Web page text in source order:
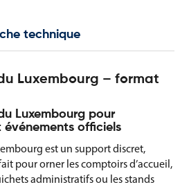
technique
Luxembourg – format
Luxembourg pour
officiels
est un support discret,
pour orner les comptoirs d’accueil,
administratifs ou les stands